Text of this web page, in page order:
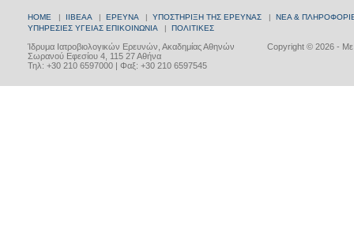
HOME | ΙΙΒΕΑΑ | ΕΡΕΥΝΑ | ΥΠΟΣΤΗΡΙΞΗ ΤΗΣ ΕΡΕΥΝΑΣ | ΝΕΑ &
ΥΠΗΡΕΣΙΕΣ ΥΓΕΙΑΣ ΕΠΙΚΟΙΝΩΝΙΑ | ΠΟΛΙΤΙΚΕΣ
Copyright © 2026 - Με
Ίδρυμα Ιατροβιολογικών Ερευνών, Ακαδημίας Αθηνών
Σωρανού Εφεσίου 4, 115 27 Αθήνα
Τηλ: +30 210 6597000 | Φαξ: +30 210 6597545